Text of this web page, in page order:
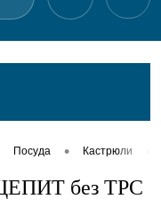
Посуда • Кастрюли
без ТРС